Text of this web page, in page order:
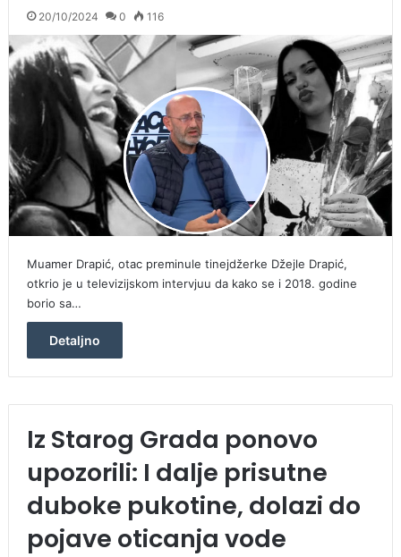
20/10/2024 0 116
Muamer Drapić, otac preminule tinejdžerke Džejle Drapić,
otkrio je u televizijskom intervjuu da kako se i 2018. godine
borio sa…
Detaljno
Iz Starog Grada ponovo
upozorili: I dalje prisutne
duboke pukotine, dolazi do
pojave oticanja vode